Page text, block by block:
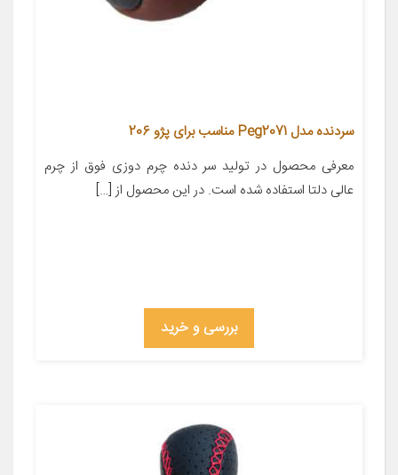
سردنده مدل Peg2071 مناسب برای پژو 206
معرفی محصول در تولید سر دنده چرم دوزی فوق از چرم
عالی دلتا استفاده شده است. در این محصول از […]
بررسی و خرید